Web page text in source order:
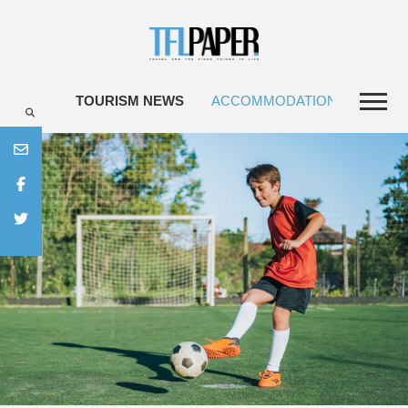
TOURISM NEWS ACCOMMODATIONS